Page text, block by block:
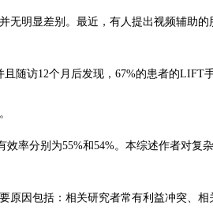
无明显差别。最近，有人提出视频辅助的
且随访12个月后发现， 67%的患者的LIFT
效率分别为55%和54%。本综述作者对复
原因包括：相关研究者常有利益冲突、